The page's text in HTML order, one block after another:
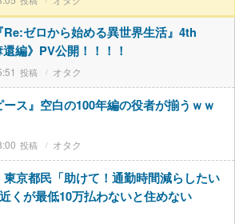
Re:ゼロから始める異世界生活』4th
編》PV公開！！！！
オタク
ース』空白の100年編の役者が揃うｗｗ
オタク
東京都民「助けて！通勤時間減らしたい
くが最低10万払わないと住めない